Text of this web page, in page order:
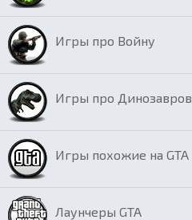
Игры про Войну
Игры про Динозавров
Игры похожие на GTA
Лаунчеры GTA